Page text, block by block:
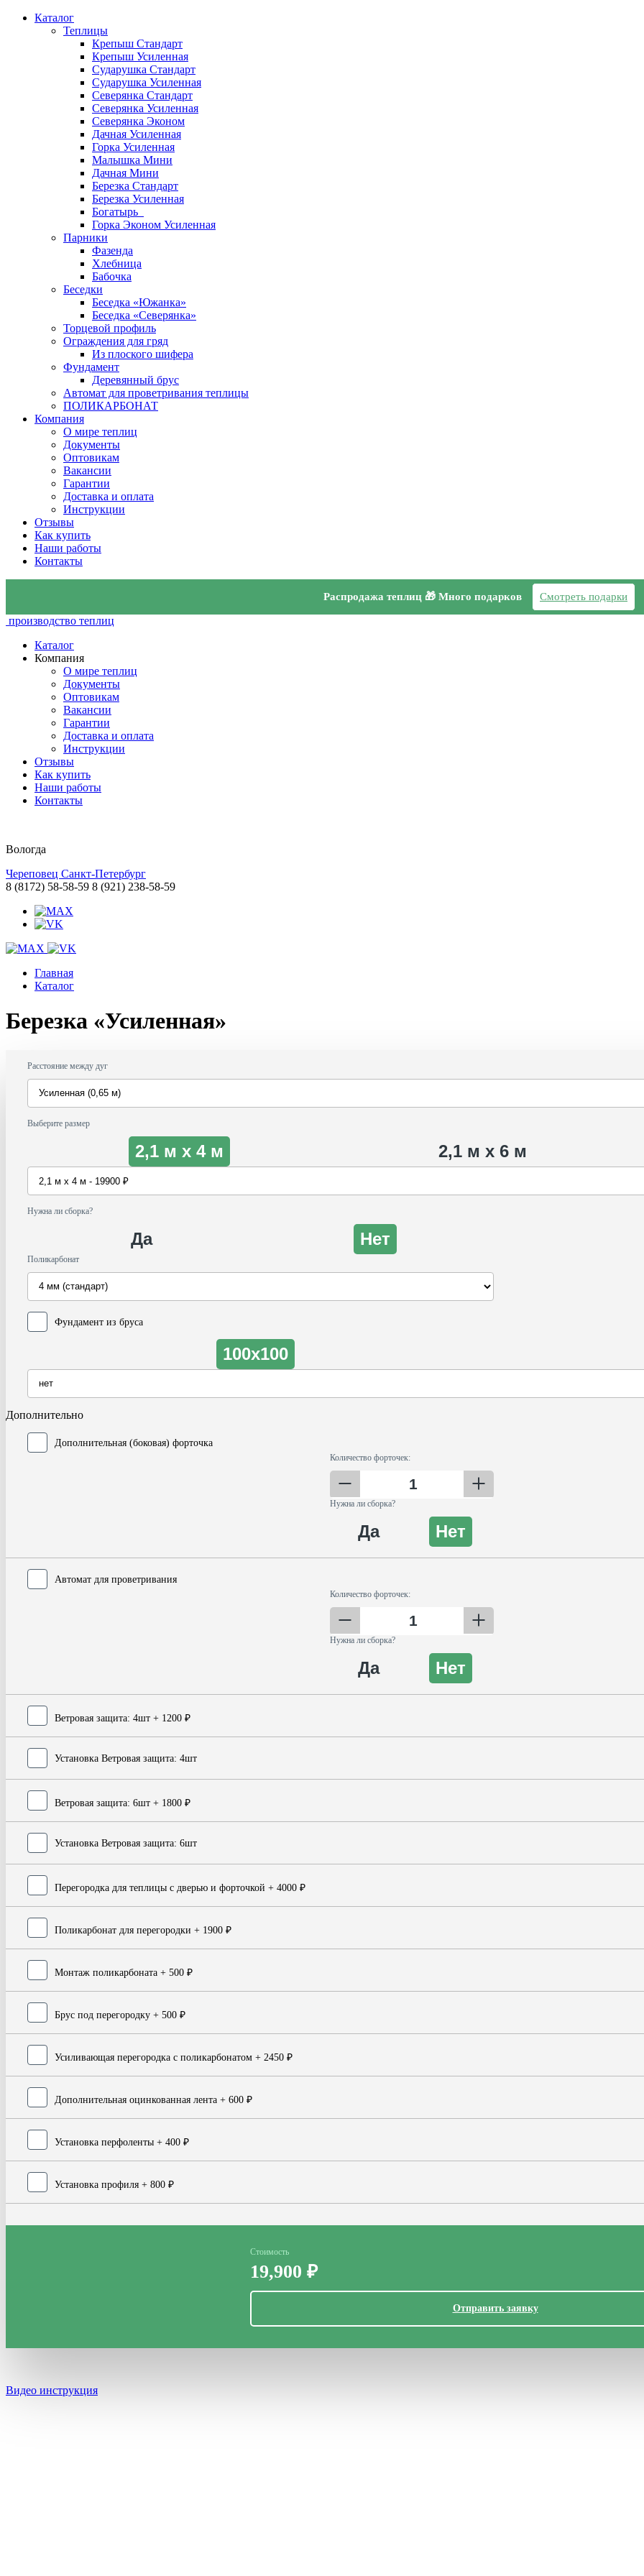
Каталог
Теплицы
Крепыш Стандарт
Крепыш Усиленная
Сударушка Стандарт
Сударушка Усиленная
Северянка Стандарт
Северянка Усиленная
Северянка Эконом
Дачная Усиленная
Горка Усиленная
Малышка Мини
Дачная Мини
Березка Стандарт
Березка Усиленная
Богатырь
Горка Эконом Усиленная
Парники
Фазенда
Хлебница
Бабочка
Беседки
Беседка «Южанка»
Беседка «Северянка»
Торцевой профиль
Ограждения для гряд
Из плоского шифера
Фундамент
Деревянный брус
Автомат для проветривания теплицы
ПОЛИКАРБОНАТ
Компания
О мире теплиц
Документы
Оптовикам
Вакансии
Гарантии
Доставка и оплата
Инструкции
Отзывы
Как купить
Наши работы
Контакты
Распродажа теплиц 🎁 Много подарков Смотреть подарки
производство теплиц
Каталог
Компания
О мире теплиц
Документы
Оптовикам
Вакансии
Гарантии
Доставка и оплата
Инструкции
Отзывы
Как купить
Наши работы
Контакты
Вологда
Череповец Санкт-Петербург
8 (8172) 58-58-59 8 (921) 238-58-59
Главная
Каталог
Березка «Усиленная»
Расстояние между дуг
Выберите размер
2,1 м х 4 м 2,1 м х 6 м
Нужна ли сборка?
Да Нет
Поликарбонат
Фундамент из бруса
100x100
Дополнительно
Дополнительная (боковая) форточка
Количество форточек:
Нужна ли сборка?
Да Нет
Автомат для проветривания
Количество форточек:
Нужна ли сборка?
Да Нет
Ветровая защита: 4шт+ 1200 ₽
Установка Ветровая защита: 4шт
Ветровая защита: 6шт+ 1800 ₽
Установка Ветровая защита: 6шт
Перегородка для теплицы с дверью и форточкой + 4000 ₽
Поликарбонат для перегородки + 1900 ₽
Монтаж поликарбоната+ 500 ₽
Брус под перегородку+ 500 ₽
Усиливающая перегородка с поликарбонатом+ 2450 ₽
Дополнительная оцинкованная лента+ 600 ₽
Установка перфоленты+ 400 ₽
Установка профиля+ 800 ₽
Стоимость
19,900 ₽
Отправить заявку
Видео инструкция